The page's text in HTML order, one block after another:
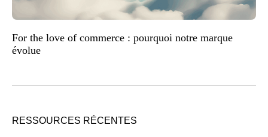
For the love of commerce : pourquoi notre marque
évolue
RESSOURCES RÉCENTES